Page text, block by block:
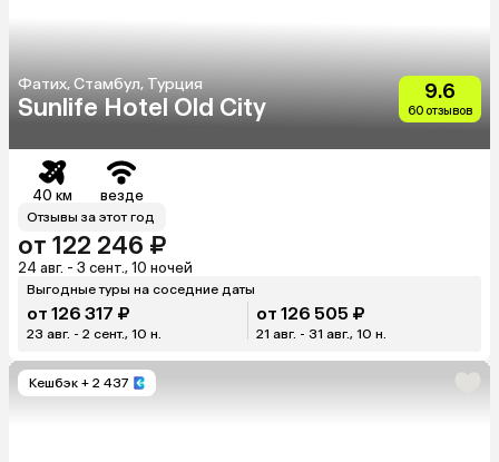
Фатих, Стамбул, Турция
Sunlife Hotel Old City
9.6
60 отзывов
40 км везде
Отзывы за этот год
от 122 246 ₽
24 авг. - 3 сент., 10 ночей
Выгодные туры на соседние даты
от 126 317 ₽
23 авг. - 2 сент., 10 н.
от 126 505 ₽
21 авг. - 31 авг., 10 н.
Кешбэк + 2 437